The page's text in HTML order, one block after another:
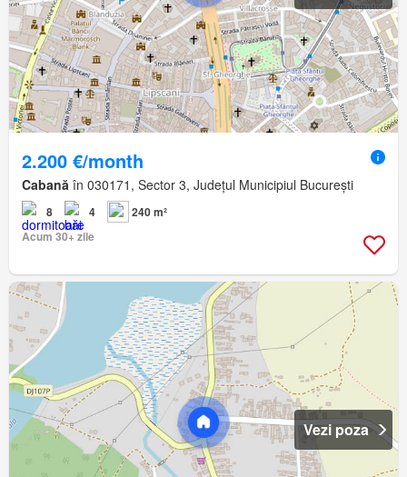
2.200 €/month
Cabană în 030171, Sector 3, Județul Municipiul București
8 4
240 m²
Acum 30+ zile
Vezi poza